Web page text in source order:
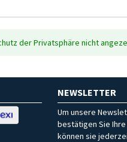
der Privatsphäre nicht
NEWSLETTER
Um unsere
bestätigen Sie
können sie